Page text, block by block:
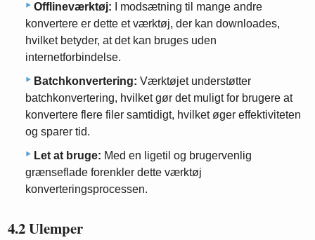
Offlineværktøj: I modsætning til mange andre
konvertere er dette et værktøj, der kan downloades,
hvilket betyder, at det kan bruges uden
internetforbindelse.
Batchkonvertering: Værktøjet understøtter
batchkonvertering, hvilket gør det muligt for brugere at
konvertere flere filer samtidigt, hvilket øger effektiviteten
og sparer tid.
Let at bruge: Med en ligetil og brugervenlig
grænseflade forenkler dette værktøj
konverteringsprocessen.
4.2 Ulemper